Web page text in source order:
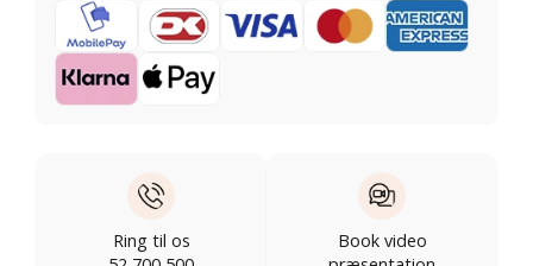
Ring til os
Book video